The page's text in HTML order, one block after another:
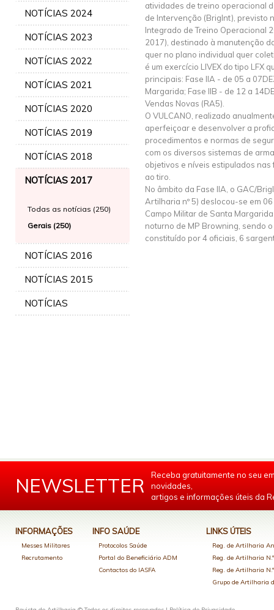
NOTÍCIAS 2024
NOTÍCIAS 2023
NOTÍCIAS 2022
NOTÍCIAS 2021
NOTÍCIAS 2020
NOTÍCIAS 2019
NOTÍCIAS 2018
NOTÍCIAS 2017
Todas as notícias (250)
Gerais (250)
NOTÍCIAS 2016
NOTÍCIAS 2015
NOTÍCIAS
atividades de treino operacional
de Intervenção (BrigInt), previsto
Integrado de Treino Operacional
2017), destinado à manutenção
quer no plano individual quer
é um exercício LIVEX do tipo LFX
principais: Fase IIA - de 05 a
Margarida; Fase IIB - de 12 a
Vendas Novas (RA5).
O VULCANO, realizado
aperfeiçoar e desenvolver a
procedimentos e normas de
com os diversos sistemas de
objetivos e níveis estipulados
ao tiro.
No âmbito da Fase IIA, o GAC/
Artilharia nº 5) deslocou-se em
Campo Militar de Santa
noturno de MP Browning, sendo
constituído por 4 oficiais, 6
NEWSLETTER
Receba gratuitamente no seu
novidades,
artigos e informações úteis da
INFORMAÇÕES
Messes Militares
Recrutamento
INFO SAÚDE
Protocolos Saúde
Portal do Beneficiário ADM
Contactos do IASFA
LINKS ÚTEIS
Reg. de Artilharia
Reg. de Artilharia
Reg. de Artilharia
Grupo de Artilharia